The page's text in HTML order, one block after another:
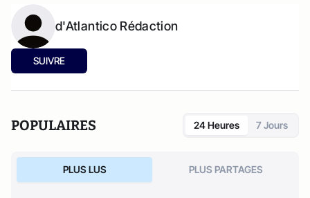
d'Atlantico Rédaction
SUIVRE
POPULAIRES 24 Heures 7 Jours
PLUS LUS PLUS PARTAGES